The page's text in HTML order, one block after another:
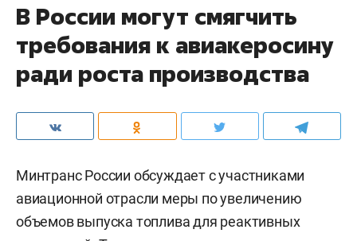
В России могут смягчить
требования к авиакеросину
ради роста производства
Минтранс России обсуждает с участниками
авиационной отрасли меры по увеличению
объемов выпуска топлива для реактивных